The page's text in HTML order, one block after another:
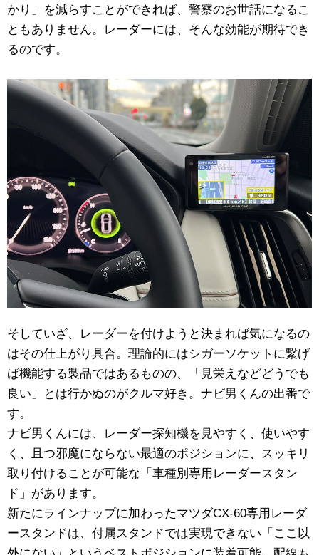
かり」を減らすことができれば、警察のお世話になるこ
ともありません。レーダーには、そんな効能が期待でき
るのです。
そしていざ、レーダーを付けようと決まれば気になるの
はその仕上がり具合。理論的にはシガーソケットに繋げ
ば機能する製品ではあるものの、「見栄えなどどうでも
良い」とは行かぬのがクルマ好き。ナビ男くんの出番で
す。
ナビ男くんには、レーダー探知機を見やすく、使いやす
く、且つ邪魔にならない最適のポジションに、スッキリ
取り付けることが可能な「車種別専用レーダースタン
ド」があります。
新たにラインナップに加わったマツダCX-60専用レーダ
ースタンドは、付属スタンドでは実現できない「ここ以